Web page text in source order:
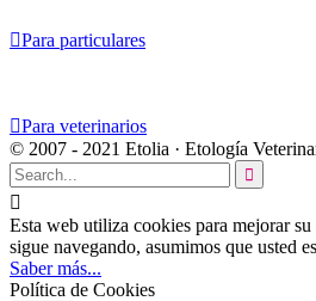
Para particulares
Para veterinarios
© 2007 - 2021 Etolia · Etología


Esta web utiliza cookies para mejorar
sigue navegando, asumimos que usted
Saber más...
Política de Cookies